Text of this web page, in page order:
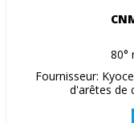
80°
Fournisseur:
d'arêtes de